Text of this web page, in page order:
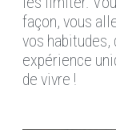
façon, vous
vos
expérience
de vivre !